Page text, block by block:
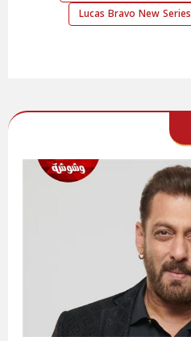
Lucas Bravo New Series